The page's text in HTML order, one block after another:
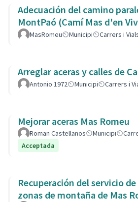
Adecuación del camino
MontPaó (Camí Mas d'en
MasRomeu Municipi Carrers i
Arreglar aceras y calles de
Antonio 1972 Municipi Carrers i
Mejorar aceras Mas Romeu
Roman Castellanos Municipi
Acceptada
Recuperación del servicio
zonas de montaña de Mas